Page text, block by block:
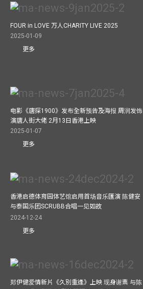
FOUR in LOVE 万人CHARITY LIVE 2025
2025-01-09
更多
电影《唐探1900》发布全新预告及海报 周润发饰
演唐人街大佬 2月13日香港上映
2025-01-07
更多
香港启德体育园体艺馆启用首场音乐匯演 陈健安
与泰国乐团SCRUBB合唱一见如故
2024-12-24
更多
郑伊健爱情新片《久別重逢》上映 现身谢票 与陈